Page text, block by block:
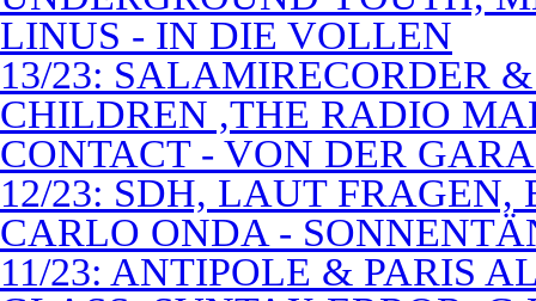
LINUS - IN DIE VOLLEN
13/23: SALAMIRECORDER
CHILDREN ,THE RADIO
CONTACT - VON DER
12/23: SDH, LAUT
CARLO ONDA -
11/23: ANTIPOLE & PARIS